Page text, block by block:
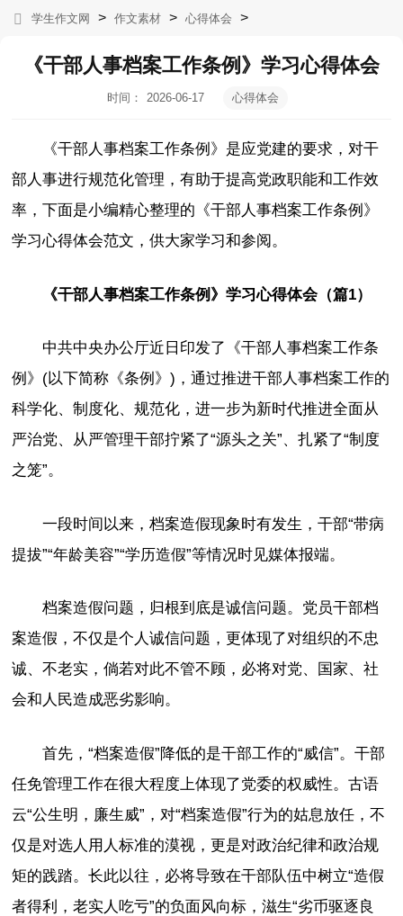
学生作文网 > 作文素材 > 心得体会 >
《干部人事档案工作条例》学习心得体会
时间：
2026-06-17
心得体会
《干部人事档案工作条例》是应党建的要求，对干
部人事进行规范化管理，有助于提高党政职能和工作效
率，下面是小编精心整理的《干部人事档案工作条例》
学习心得体会范文，供大家学习和参阅。
《干部人事档案工作条例》学习心得体会（篇1）
中共中央办公厅近日印发了《干部人事档案工作条
例》(以下简称《条例》)，通过推进干部人事档案工作的
科学化、制度化、规范化，进一步为新时代推进全面从
严治党、从严管理干部拧紧了“源头之关”、扎紧了“制度
之笼”。
一段时间以来，档案造假现象时有发生，干部“带病
提拔”“年龄美容”“学历造假”等情况时见媒体报端。
档案造假问题，归根到底是诚信问题。党员干部档
案造假，不仅是个人诚信问题，更体现了对组织的不忠
诚、不老实，倘若对此不管不顾，必将对党、国家、社
会和人民造成恶劣影响。
首先，“档案造假”降低的是干部工作的“威信”。干部
任免管理工作在很大程度上体现了党委的权威性。古语
云“公生明，廉生威”，对“档案造假”行为的姑息放任，不
仅是对选人用人标准的漠视，更是对政治纪律和政治规
矩的践踏。长此以往，必将导致在干部队伍中树立“造假
者得利，老实人吃亏”的负面风向标，滋生“劣币驱逐良